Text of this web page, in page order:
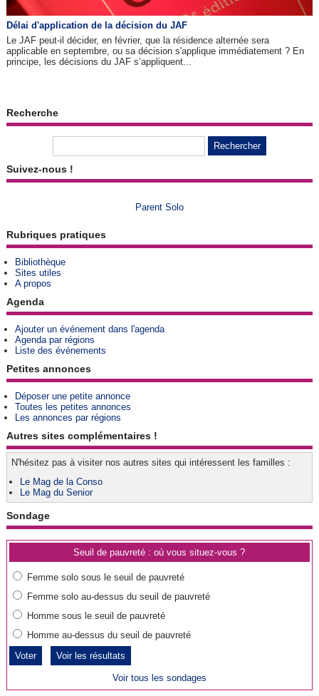
Délai d'application de la décision du JAF
Le JAF peut-il décider, en février, que la résidence alternée sera
applicable en septembre, ou sa décision s'applique immédiatement ? En
principe, les décisions du JAF s’appliquent...
Recherche
Suivez-nous !
Parent Solo
Rubriques pratiques
Bibliothèque
Sites utiles
A propos
Agenda
Ajouter un événement dans l'agenda
Agenda par régions
Liste des événements
Petites annonces
Déposer une petite annonce
Toutes les petites annonces
Les annonces par régions
Autres sites complémentaires !
N'hésitez pas à visiter nos autres sites qui intéressent les familles :
Le Mag de la Conso
Le Mag du Senior
Sondage
Seuil de pauvreté : où vous situez-vous ?
Femme solo sous le seuil de pauvreté
Femme solo au-dessus du seuil de pauvreté
Homme sous le seuil de pauvreté
Homme au-dessus du seuil de pauvreté
Voir les résultats
Voir tous les sondages